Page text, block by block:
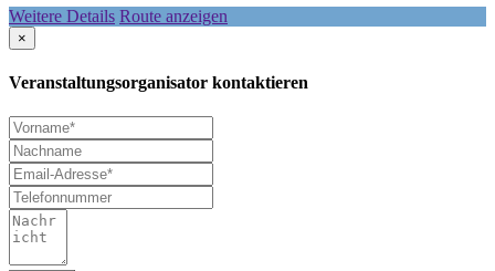
Weitere Details Route anzeigen
×
Veranstaltungsorganisator kontaktieren